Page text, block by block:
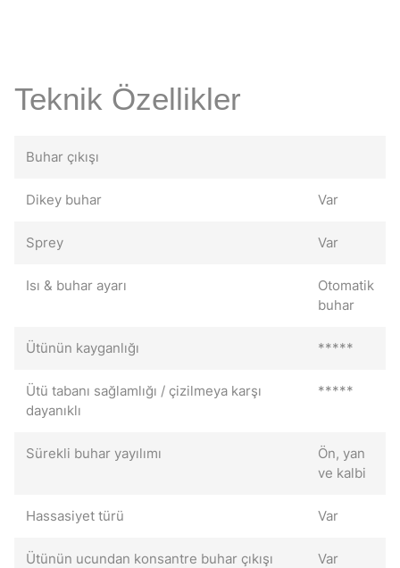
Teknik Özellikler
Buhar çıkışı
Dikey buhar Var
Sprey Var
Isı & buhar ayarı
Otomatik
buhar
Ütünün kayganlığı *****
Ütü tabanı sağlamlığı / çizilmeya karşı
dayanıklı
*****
Sürekli buhar yayılımı
Ön, yan
ve kalbi
Hassasiyet türü Var
Ütünün ucundan konsantre buhar çıkışı Var